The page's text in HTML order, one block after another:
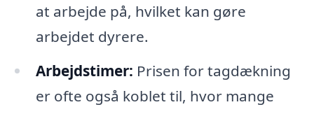
at arbejde på, hvilket kan gøre
arbejdet dyrere.
Arbejdstimer: Prisen for tagdækning
er ofte også koblet til, hvor mange